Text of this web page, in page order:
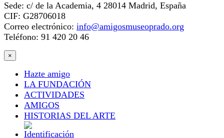
Sede: c/ de la Academia, 4 28014 Madrid, España
CIF: G28706018
Correo electrónico: info@amigosmuseoprado.org
Teléfono: 91 420 20 46
×
Hazte amigo
LA FUNDACIÓN
ACTIVIDADES
AMIGOS
HISTORIAS DEL ARTE